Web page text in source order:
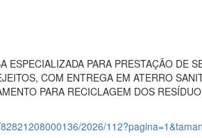
PARA PRESTAÇÃO DE
COM ENTREGA EM ATERRO
PARA RECICLAGEM DOS
2026/